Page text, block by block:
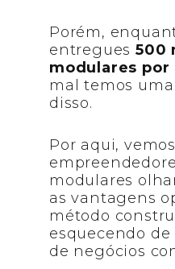
Porém,
entregues500
modulares por
mal temos
disso.
Por aqui,
modulares
as vantagens
método
esquecendo
de negócios